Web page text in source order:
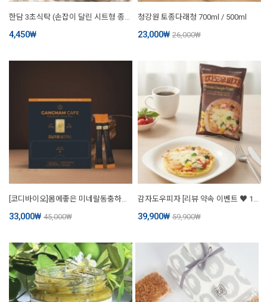
4,450₩
청강원 토종다래청 700ml / 500ml
23,000₩ 26,000₩
33,000₩ 45,000₩ 39,900₩ 59,900₩